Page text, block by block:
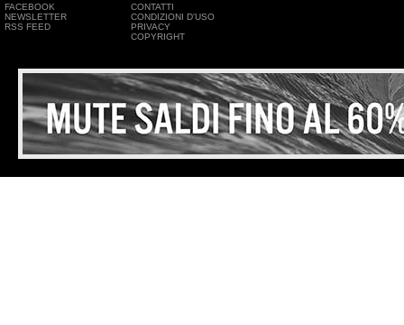
FACEBOOK
NEWSLETTER
RSS FEED
CONTATTI
CONDIZIONI D'USO
PRIVACY
COPYRIGHT